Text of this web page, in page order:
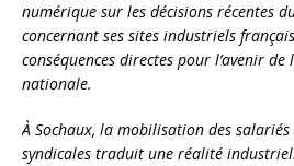
numérique sur les décisions récentes
concernant ses sites industriels
conséquences directes pour l’avenir
nationale.
À Sochaux, la mobilisation des
syndicales traduit une réalité